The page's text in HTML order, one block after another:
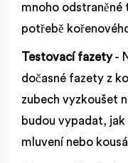
mnoho
potřebě
Testovací fazety-
dočasné fazety z
zubech vyzkoušet
budou vypadat,
mluvení nebo